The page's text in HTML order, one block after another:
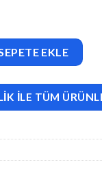
best plugin for
EKLE
İLE TÜM